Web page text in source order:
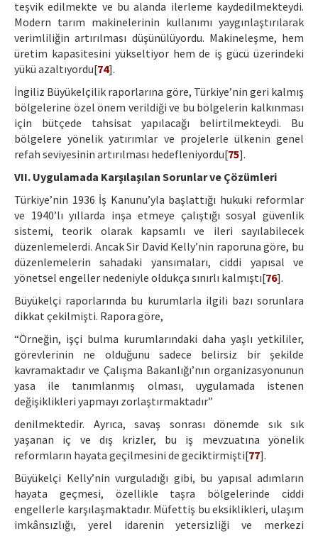
teşvik edilmekte ve bu alanda ilerleme kaydedilmekteydi.
Modern tarım makinelerinin kullanımı yaygınlaştırılarak
verimliliğin artırılması düşünülüyordu. Makineleşme, hem
üretim kapasitesini yükseltiyor hem de iş gücü üzerindeki
yükü azaltıyordu[74].
İngiliz Büyükelçilik raporlarına göre, Türkiye’nin geri kalmış
bölgelerine özel önem verildiği ve bu bölgelerin kalkınması
için bütçede tahsisat yapılacağı belirtilmekteydi. Bu
bölgelere yönelik yatırımlar ve projelerle ülkenin genel
refah seviyesinin artırılması hedefleniyordu[75].
VII. Uygulamada Karşılaşılan Sorunlar ve Çözümleri
Türkiye’nin 1936 İş Kanunu’yla başlattığı hukuki reformlar
ve 1940’lı yıllarda inşa etmeye çalıştığı sosyal güvenlik
sistemi, teorik olarak kapsamlı ve ileri sayılabilecek
düzenlemelerdi. Ancak Sir David Kelly’nin raporuna göre, bu
düzenlemelerin sahadaki yansımaları, ciddi yapısal ve
yönetsel engeller nedeniyle oldukça sınırlı kalmıştı[76].
Büyükelçi raporlarında bu kurumlarla ilgili bazı sorunlara
dikkat çekilmişti. Rapora göre,
“Örneğin, işçi bulma kurumlarındaki daha yaşlı yetkililer,
görevlerinin ne olduğunu sadece belirsiz bir şekilde
kavramaktadır ve Çalışma Bakanlığı’nın organizasyonunun
yasa ile tanımlanmış olması, uygulamada istenen
değişiklikleri yapmayı zorlaştırmaktadır”
denilmektedir. Ayrıca, savaş sonrası dönemde sık sık
yaşanan iç ve dış krizler, bu iş mevzuatına yönelik
reformların hayata geçilmesini de geciktirmişti[77].
Büyükelçi Kelly’nin vurguladığı gibi, bu yapısal adımların
hayata geçmesi, özellikle taşra bölgelerinde ciddi
engellerle karşılaşmaktadır. Müfettiş bu eksiklikleri, ulaşım
imkânsızlığı, yerel idarenin yetersizliği ve merkezi